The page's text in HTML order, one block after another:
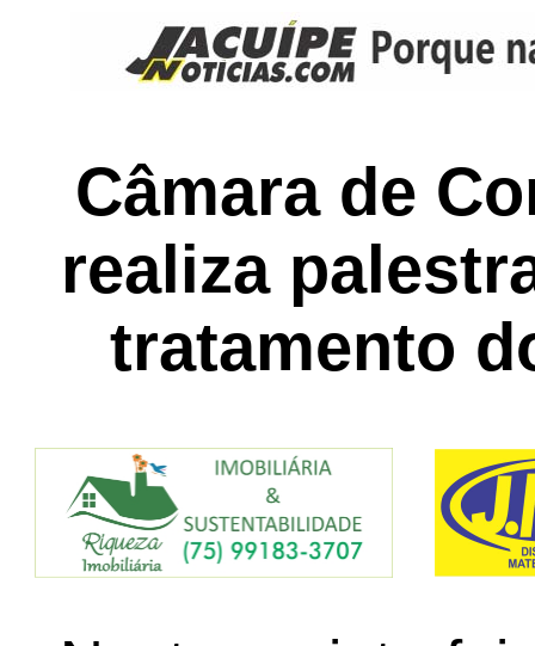
Câmara de
realiza
tratamento